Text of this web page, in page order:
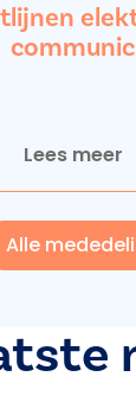
Lees meer
Alle